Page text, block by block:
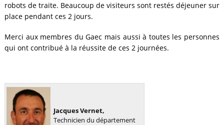
robots de traite. Beaucoup de visiteurs sont restés déjeuner sur
place pendant ces 2 jours.
Merci aux membres du Gaec mais aussi à toutes les personnes
qui ont contribué à la réussite de ces 2 journées.
Jacques Vernet,
Technicien du département